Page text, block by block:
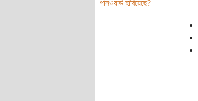
পাসওয়ার্ড হারিয়েছে?